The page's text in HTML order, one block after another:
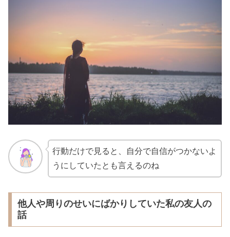
行動だけで見ると、自分で自信がつかないよ
うにしていたとも言えるのね
他人や周りのせいにばかりしていた私の友人の
話